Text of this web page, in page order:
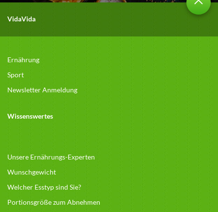
VidaVida
Ernährung
Sport
Newsletter Anmeldung
Wissenswertes
Unsere Ernährungs-Experten
Wunschgewicht
Welcher Esstyp sind Sie?
Portionsgröße zum Abnehmen